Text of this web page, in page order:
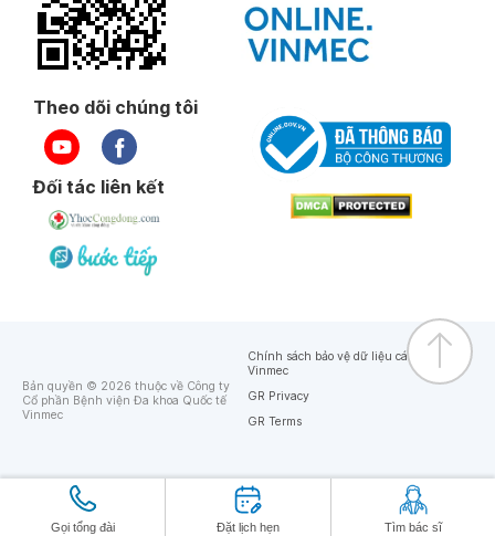
Gọi tổng đài Đặt lịch hẹn Tìm bác sĩ
Theo dõi chúng tôi
Đối tác liên kết
Bản quyền © 2026 thuộc về Công ty
Cổ phần Bệnh viện Đa khoa Quốc tế
Vinmec
Chính sách bảo vệ dữ liệu cá nhân của
Vinmec
GR Privacy
GR Terms